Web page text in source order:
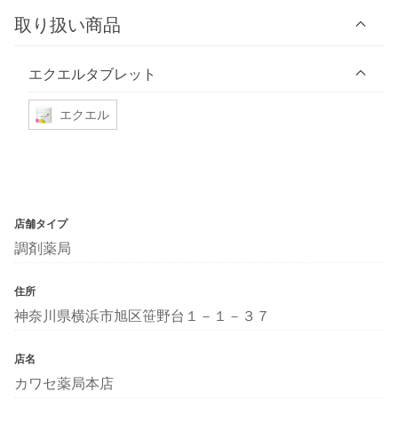
取り扱い商品
エクエルタブレット
エクエル
店舗タイプ
調剤薬局
住所
神奈川県横浜市旭区笹野台１－１－３７
店名
カワセ薬局本店